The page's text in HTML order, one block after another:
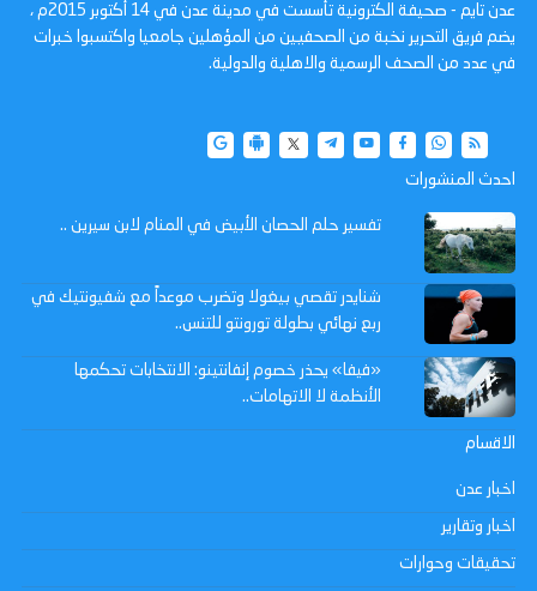
عدن تايم - صحيفة الكترونية تأسست في مدينة عدن في 14 أكتوبر 2015م ،
يضم فريق التحرير نخبة من الصحفيين من المؤهلين جامعيا واكتسبوا خبرات
في عدد من الصحف الرسمية والاهلية والدولية.
احدث المنشورات
تفسير حلم الحصان الأبيض في المنام لابن سيرين ..
شنايدر تقصي بيغولا وتضرب موعداً مع شفيونتيك في
ربع نهائي بطولة تورونتو للتنس..
«فيفا» يحذر خصوم إنفانتينو: الانتخابات تحكمها
الأنظمة لا الاتهامات..
الاقسام
اخبار عدن
اخبار وتقارير
تحقيقات وحوارات